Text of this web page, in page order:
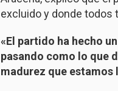
excluido y donde todos
«El partido ha hecho
pasando como lo que
madurez que